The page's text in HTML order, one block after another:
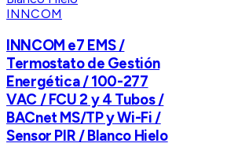
INNCOM
INNCOM e7 EMS /
Termostato de Gestión
Energética / 100-277
VAC / FCU 2 y 4 Tubos /
BACnet MS/TP y Wi-Fi /
Sensor PIR / Blanco Hielo